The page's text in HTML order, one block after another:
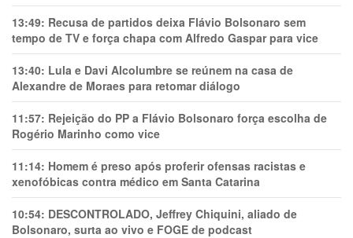
13:49: Recusa de partidos deixa Flávio Bolsonaro sem
tempo de TV e força chapa com Alfredo Gaspar para vice
13:40: Lula e Davi Alcolumbre se reúnem na casa de
Alexandre de Moraes para retomar diálogo
11:57: Rejeição do PP a Flávio Bolsonaro força escolha de
Rogério Marinho como vice
11:14: Homem é preso após proferir ofensas racistas e
xenofóbicas contra médico em Santa Catarina
10:54: DESCONTROLADO, Jeffrey Chiquini, aliado de
Bolsonaro, surta ao vivo e FOGE de podcast